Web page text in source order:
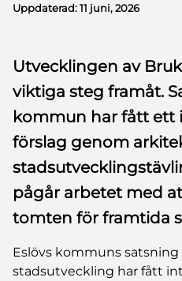
Uppdaterad:11 juni, 2026
Utvecklingen av
viktiga steg framåt.
kommun har fått ett
förslag genom
pågår arbetet med
tomten för framtida
Eslövs kommuns satsning
stadsutveckling har fått